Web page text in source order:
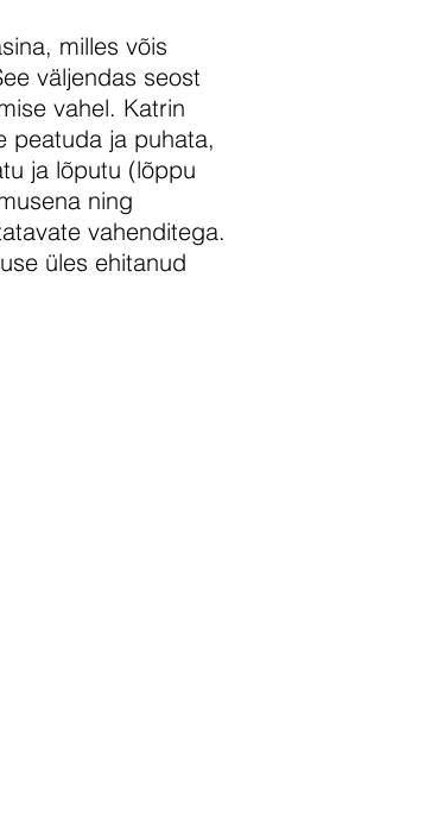
milles võis
väljendas seost
vahel. Katrin
peatuda ja puhata,
ja lõputu (lõppu
ning
vahenditega.
üles ehitanud